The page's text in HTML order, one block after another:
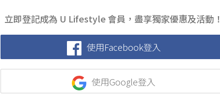
立即登記成為 U Lifestyle 會員，盡享獨家優惠及活動！
使用Facebook登入
使用Google登入